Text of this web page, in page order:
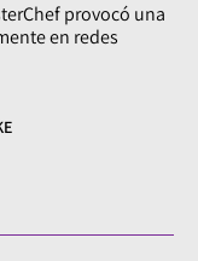
provocó una
en redes